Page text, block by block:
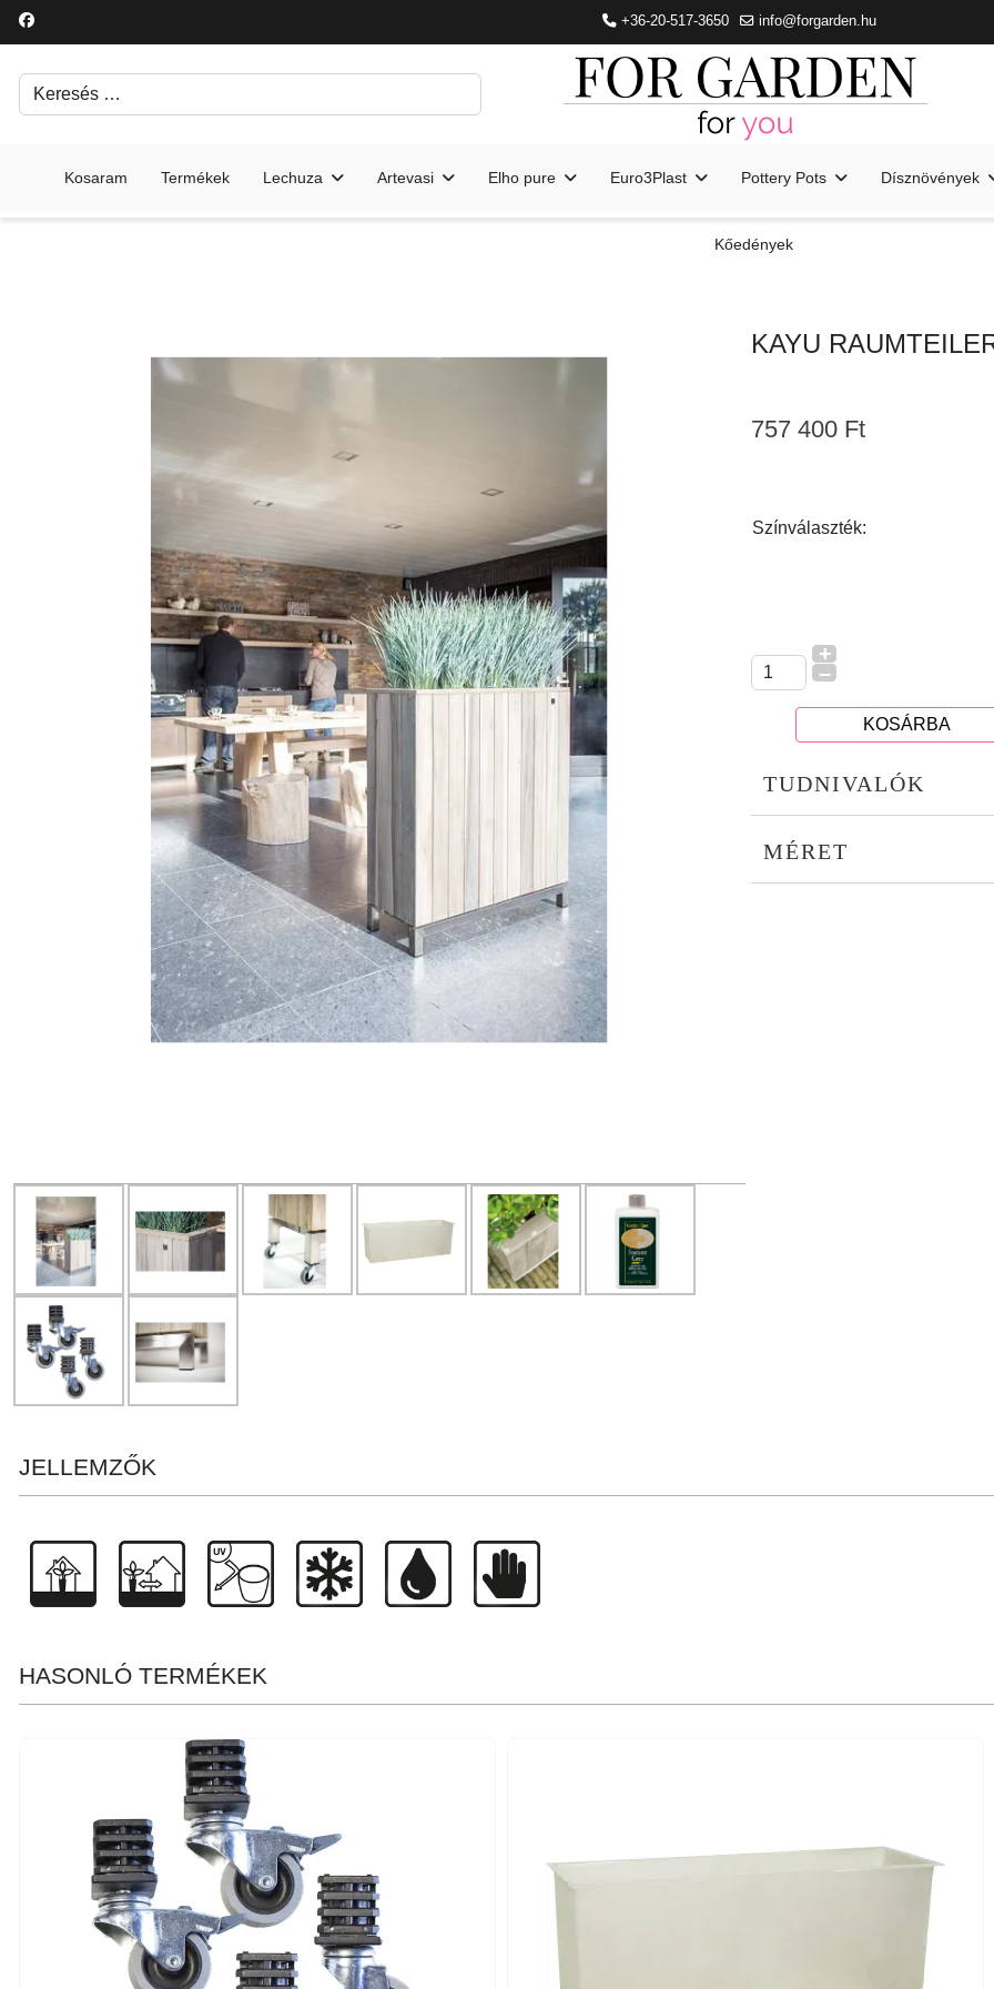
+36-20-517-3650 info@forgarden.hu
Keresés
Kosaram Termékek Lechuza Artevasi Elho pure Euro3Plast Pottery Pots Dísznövények
Kőedények
KAYU
757 400 Ft
Színválaszték:
+
–
KOSÁRBA
TUDNIVALÓK
MÉRET
JELLEMZŐK
HASONLÓ TERMÉKEK